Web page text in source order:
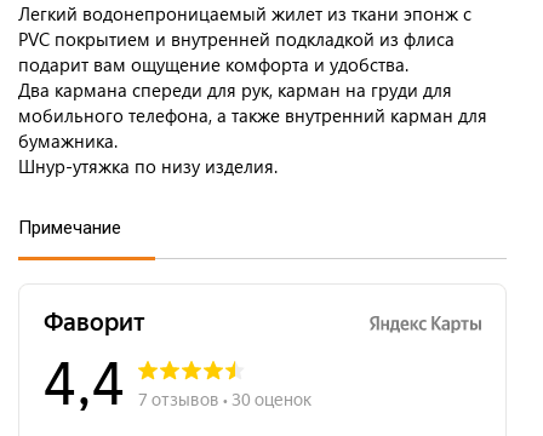
Легкий водонепроницаемый жилет из ткани эпонж с
PVC покрытием и внутренней подкладкой из флиса
подарит вам ощущение комфорта и удобства.
Два кармана спереди для рук, карман на груди для
мобильного телефона, а также внутренний карман для
бумажника.
Шнур-утяжка по низу изделия.
Примечание